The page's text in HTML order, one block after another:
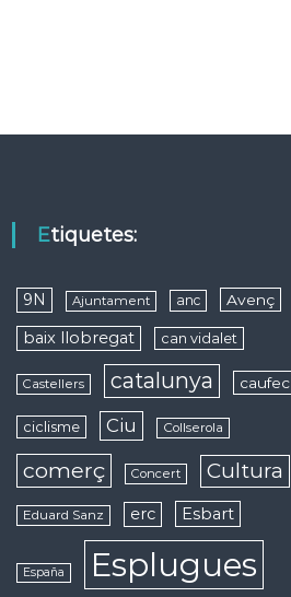
Etiquetes:
9N Ajuntament anc Avenç
baix llobregat can vidalet
Castellers catalunya caufec
ciclisme Ciu Collserola
comerç Concert Cultura
Eduard Sanz erc Esbart
España Esplugues